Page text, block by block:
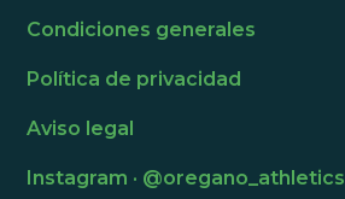
Condiciones generales
Política de privacidad
Aviso legal
Instagram · @oregano_athletics